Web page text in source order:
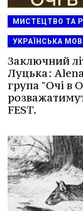
МИСТЕЦТВО ТА
УКРАЇНСЬКА
Заключний
Луцька:
група "Очі в
FEST.